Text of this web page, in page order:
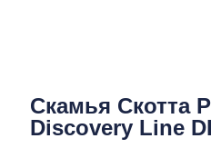
Скамья Скотта
Discovery Line